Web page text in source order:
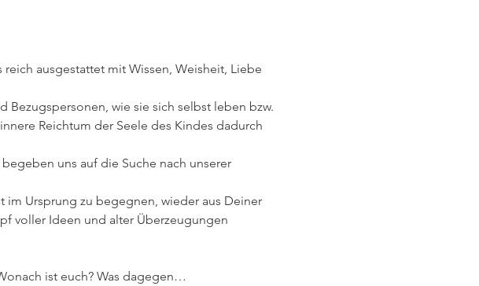
ausgestattet mit Wissen, Weisheit, Liebe
Bezugspersonen, wie sie sich selbst leben bzw.
Reichtum der Seele des Kindes dadurch
uns auf die Suche nach unserer
Ursprung zu begegnen, wieder aus Deiner
voller Ideen und alter Überzeugungen
ist euch? Was dagegen…